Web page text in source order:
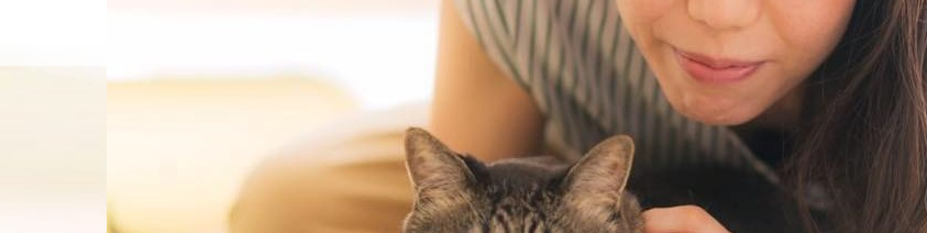
島袋尚美の就活相談 女性社長インタビュー イベント情報